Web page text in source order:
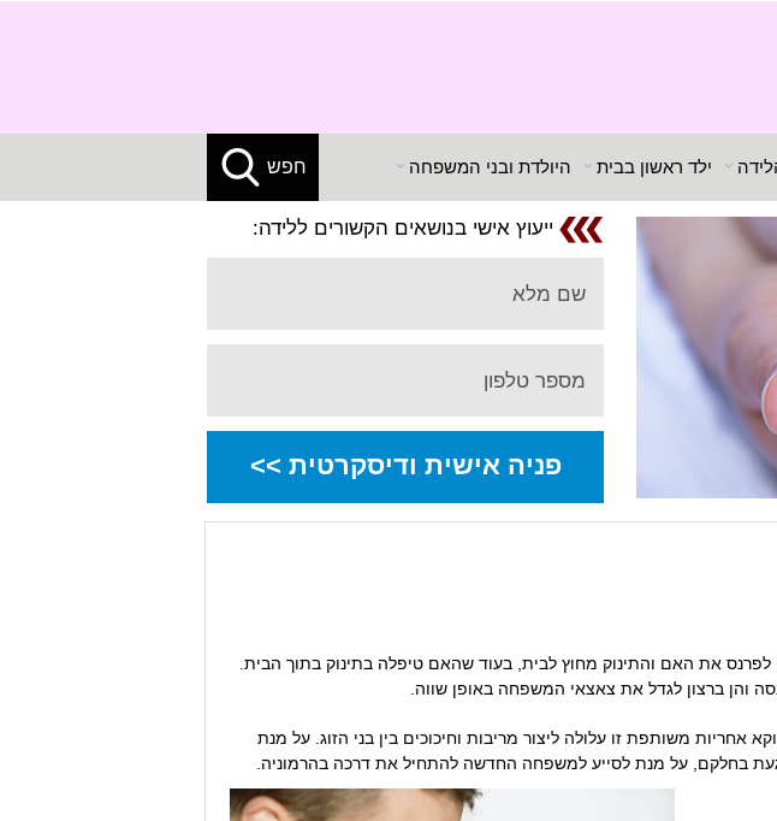
ילד ראשון בבית היולדת ובני המשפחה חפש
X
ייעוץ אישי בנושאים הקשורים ללידה:
שם מלא
מספר טלפון
פניה אישית ודיסקרטית >>
לפרנס את האם והתינוק מחוץ לבית, בעוד שהאם טיפלה בתינוק בתוך הבית.
והן ברצון לגדל את צאצאי המשפחה באופן שווה.
אחריות משותפת זו עלולה ליצור מריבות וחיכוכים בין בני הזוג. על מנת
בחלקם, על מנת לסייע למשפחה החדשה להתחיל את דרכה בהרמוניה.